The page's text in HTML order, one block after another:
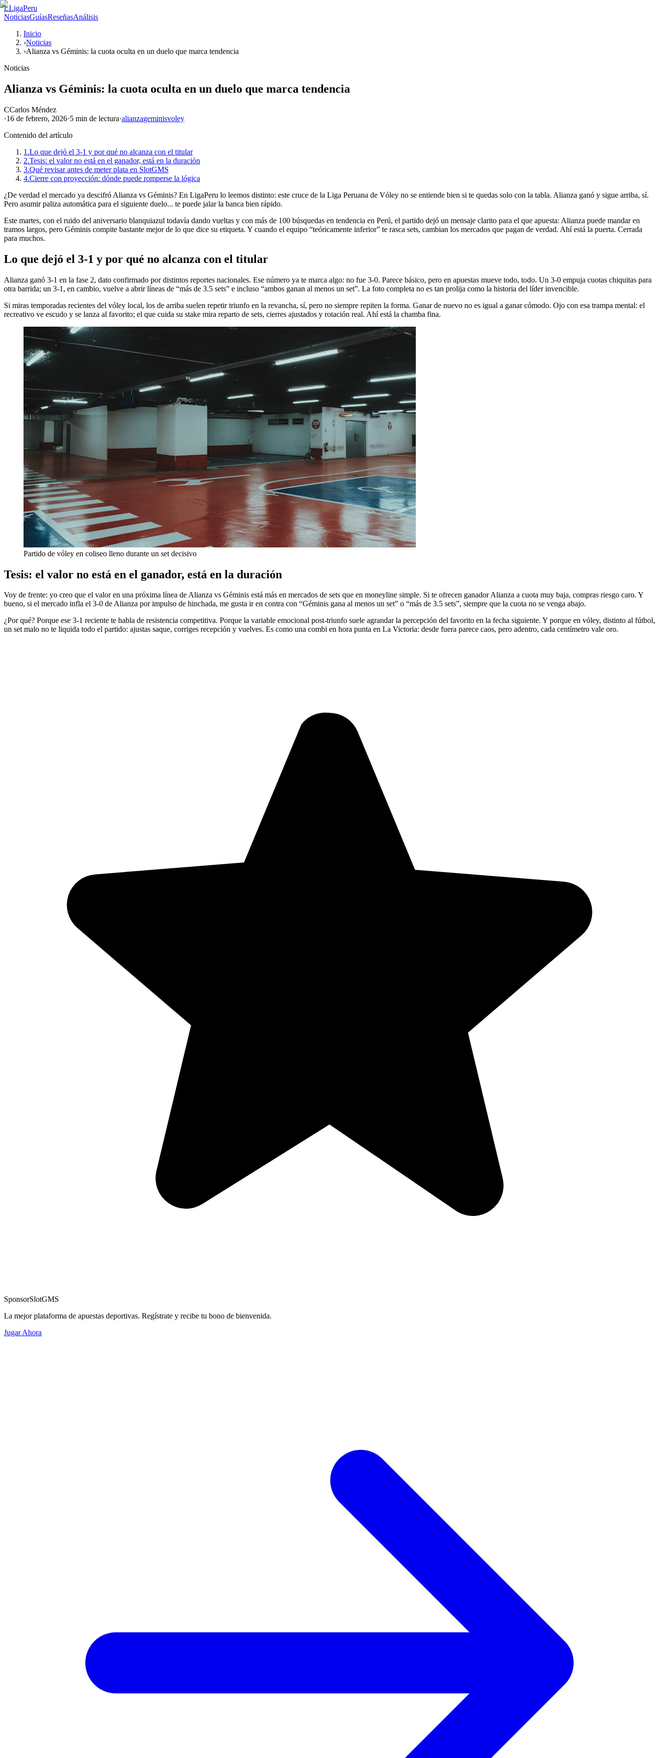
LLigaPeru
NoticiasGuíasReseñasAnálisis
Inicio
›Noticias
›Alianza vs Géminis: la cuota oculta en un duelo que marca tendencia
Noticias
Alianza vs Géminis: la cuota oculta en un duelo que marca tendencia
CCarlos Méndez
·16 de febrero, 2026·5 min de lectura·alianzageminisvoley
Contenido del artículo
1.Lo que dejó el 3-1 y por qué no alcanza con el titular
2.Tesis: el valor no está en el ganador, está en la duración
3.Qué revisar antes de meter plata en SlotGMS
4.Cierre con proyección: dónde puede romperse la lógica
¿De verdad el mercado ya descifró Alianza vs Géminis? En LigaPeru lo leemos distinto: este cruce de la Liga Peruana de Vóley no se entiende bien si te quedas solo con la tabla. Alianza ganó y sigue arriba, sí.
Pero asumir paliza automática para el siguiente duelo... te puede jalar la banca bien rápido.
Este martes, con el ruido del aniversario blanquiazul todavía dando vueltas y con más de 100 búsquedas en tendencia en Perú, el partido dejó un mensaje clarito para el que apuesta: Alianza puede mandar en
tramos largos, pero Géminis compite bastante mejor de lo que dice su etiqueta. Y cuando el equipo “teóricamente inferior” te rasca sets, cambian los mercados que pagan de verdad. Ahí está la puerta. Cerrada
para muchos.
Lo que dejó el 3-1 y por qué no alcanza con el titular
Alianza ganó 3-1 en la fase 2, dato confirmado por distintos reportes nacionales. Ese número ya te marca algo: no fue 3-0. Parece básico, pero en apuestas mueve todo, todo. Un 3-0 empuja cuotas chiquitas para
otra barrida; un 3-1, en cambio, vuelve a abrir líneas de “más de 3.5 sets” e incluso “ambos ganan al menos un set”. La foto completa no es tan prolija como la historia del líder invencible.
Si miras temporadas recientes del vóley local, los de arriba suelen repetir triunfo en la revancha, sí, pero no siempre repiten la forma. Ganar de nuevo no es igual a ganar cómodo. Ojo con esa trampa mental: el
recreativo ve escudo y se lanza al favorito; el que cuida su stake mira reparto de sets, cierres ajustados y rotación real. Ahí está la chamba fina.
Partido de vóley en coliseo lleno durante un set decisivo
Tesis: el valor no está en el ganador, está en la duración
Voy de frente: yo creo que el valor en una próxima línea de Alianza vs Géminis está más en mercados de sets que en moneyline simple. Si te ofrecen ganador Alianza a cuota muy baja, compras riesgo caro. Y
bueno, si el mercado infla el 3-0 de Alianza por impulso de hinchada, me gusta ir en contra con “Géminis gana al menos un set” o “más de 3.5 sets”, siempre que la cuota no se venga abajo.
¿Por qué? Porque ese 3-1 reciente te habla de resistencia competitiva. Porque la variable emocional post-triunfo suele agrandar la percepción del favorito en la fecha siguiente. Y porque en vóley, distinto al fútbol,
un set malo no te liquida todo el partido: ajustas saque, corriges recepción y vuelves. Es como una combi en hora punta en La Victoria: desde fuera parece caos, pero adentro, cada centímetro vale oro.
SponsorSlotGMS
La mejor plataforma de apuestas deportivas. Regístrate y recibe tu bono de bienvenida.
Jugar Ahora